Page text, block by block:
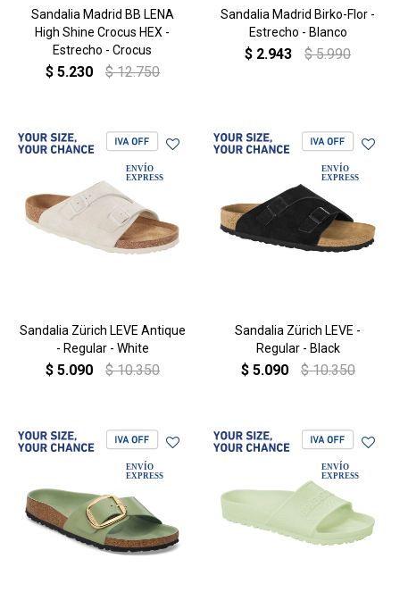
Sandalia Madrid BB LENA
High Shine Crocus HEX -
Estrecho - Crocus
$ 5.230 $ 12.750
Sandalia Madrid Birko-Flor -
Estrecho - Blanco
$ 2.943 $ 5.990
Sandalia Zürich LEVE Antique
- Regular - White
$ 5.090 $ 10.350
Sandalia Zürich LEVE -
Regular - Black
$ 5.090 $ 10.350